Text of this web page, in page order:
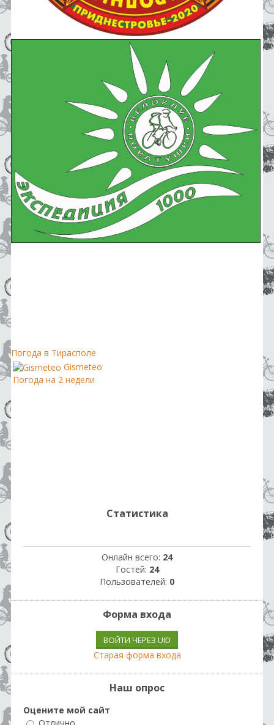
Погода в Тирасполе
Gismeteo
Погода на 2 недели
Статистика
Онлайн всего: 24
Гостей: 24
Пользователей: 0
Форма входа
ВОЙТИ ЧЕРЕЗ UID
Старая форма входа
Наш опрос
Оцените мой сайт